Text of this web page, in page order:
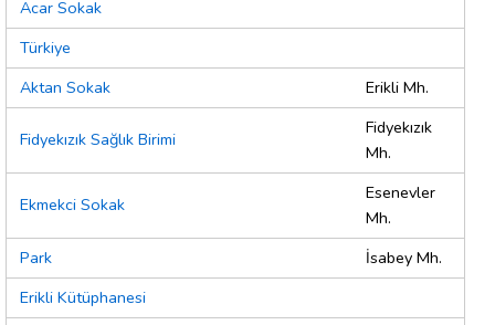
Acar Sokak
Türkiye
Aktan Sokak
Erikli Mh.
Fidyekızık Sağlık Birimi
Fidyekızık
Mh.
Ekmekci Sokak
Esenevler
Mh.
Park
İsabey Mh.
Erikli Kütüphanesi